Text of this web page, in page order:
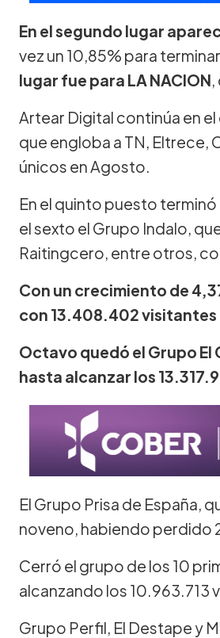
En el segundo lugar
vez un 10,85% para
lugar fue para LA NACION
Artear Digital continúa en
que engloba a TN, Eltrece,
únicos en Agosto.
En el quinto puesto
el sexto el Grupo Indalo,
Raitingcero, entre otros,
Con un crecimiento de
con 13.408.402 visitantes
Octavo quedó el Grupo
hasta alcanzar los
El Grupo Prisa de España,
noveno, habiendo perdido
Cerró el grupo de los 10
alcanzando los 10.963.713
Grupo Perfil, El Destape y